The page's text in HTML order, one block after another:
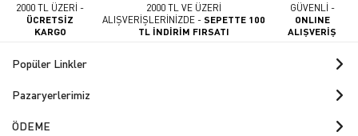
2000 TL ÜZERİ -
ÜCRETSİZ
KARGO
2000 TL VE ÜZERİ
ALIŞVERİŞLERİNİZDE -SEPETTE 100
TL İNDİRİM FIRSATI
GÜVENLİ -
ONLINE
ALIŞVERİŞ
Popüler Linkler
Pazaryerlerimiz
ÖDEME